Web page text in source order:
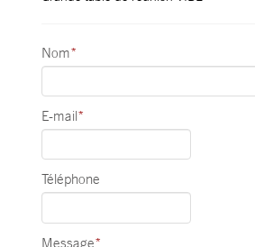
Nom*
E-mail*
Téléphone
Message*